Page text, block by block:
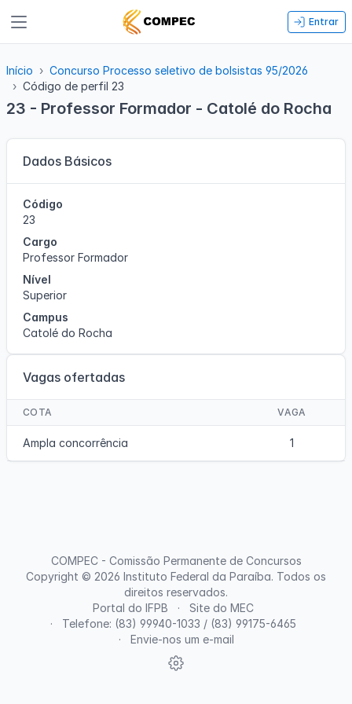
Entrar
Início
Concurso Processo seletivo de bolsistas 95/2026
Código de perfil 23
23 - Professor Formador - Catolé do Rocha
Dados Básicos
Código
23
Cargo
Professor Formador
Nível
Superior
Campus
Catolé do Rocha
Vagas ofertadas
COTA VAGA
Ampla concorrência 1
Portal do IFPB
Site do MEC
Telefone: (83) 99940-1033 / (83) 99175-6465
Envie-nos um e-mail
COMPEC - Comissão Permanente de Concursos
Copyright © 2026 Instituto Federal da Paraíba. Todos os
direitos reservados.